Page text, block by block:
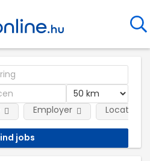
Employer Location